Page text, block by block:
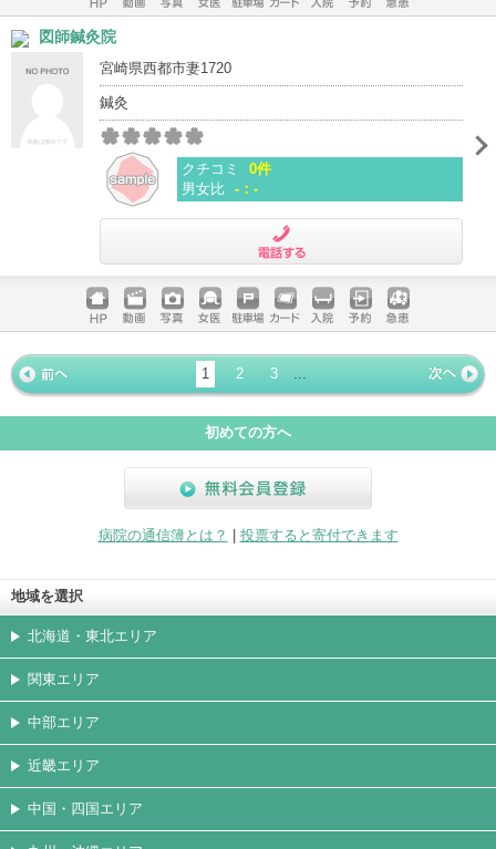
ホームペ
ージ
動画 写真 女医 駐車場
クレジッ
入院 予約 急患
図師鍼灸院
宮崎県西都市妻1720
鍼灸
クチコミ
0件
男女比 -：-
ホームペ
ージ
動画 写真 女医 駐車場
クレジッ
トカード
入院 予約 急患
« 前ペー
ジ
1 2 3
次ページ
»
初めての方へ
病院の通信簿とは？
投票すると寄付できます
地域を選択
北海道・東北エリア
関東エリア
中部エリア
近畿エリア
中国・四国エリア